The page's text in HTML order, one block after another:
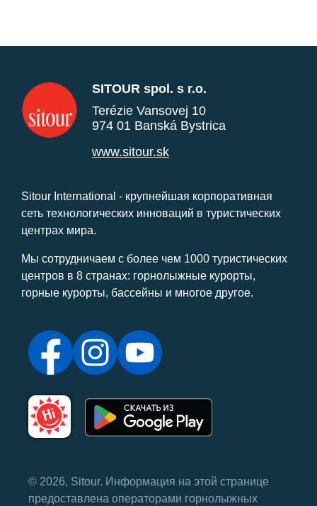
SITOUR spol. s r.o.
Terézie Vansovej 10
974 01 Banská Bystrica
www.sitour.sk
Sitour International - крупнейшая корпоративная
сеть технологических инноваций в туристических
центрах мира.
Мы сотрудничаем с более чем 1000 туристических
центров в 8 странах: горнолыжные курорты,
горные курорты, бассейны и многое другое.
© 2026, Sitour. Информация на этой странице
предоставлена ​​операторами горнолыжных